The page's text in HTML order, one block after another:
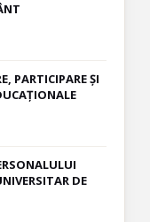
PARTICIPARE ȘI
DE